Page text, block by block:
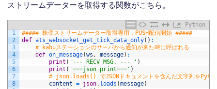
ストリームデーターを取得する関数がこちら。
Python
1
2
3
4
5
6
7
8
##### 株価ストリームデーター取得専用．PUSH配信開始 #####
def ats_websocket_get_tick_data_only( ) :
# kabuステーションのサーバから通知が来た時に呼ばれる
def on_message(ws , message) :
print ( '--- RECV MSG. --- ' )
print ( '===json print===' )
# json.loads() でJSONドキュメントを含んだ文字列を
content = json. loads (message)